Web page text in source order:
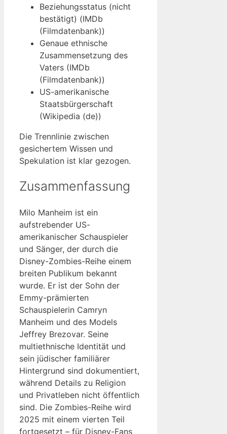
Beziehungsstatus (nicht
bestätigt) (IMDb
(Filmdatenbank))
Genaue ethnische
Zusammensetzung des
Vaters (IMDb
(Filmdatenbank))
US-amerikanische
Staatsbürgerschaft
(Wikipedia (de))
Die Trennlinie zwischen
gesichertem Wissen und
Spekulation ist klar gezogen.
Zusammenfassung
Milo Manheim ist ein
aufstrebender US-
amerikanischer Schauspieler
und Sänger, der durch die
Disney-Zombies-Reihe einem
breiten Publikum bekannt
wurde. Er ist der Sohn der
Emmy-prämierten
Schauspielerin Camryn
Manheim und des Models
Jeffrey Brezovar. Seine
multiethnische Identität und
sein jüdischer familiärer
Hintergrund sind dokumentiert,
während Details zu Religion
und Privatleben nicht öffentlich
sind. Die Zombies-Reihe wird
2025 mit einem vierten Teil
fortgesetzt – für Disney-Fans